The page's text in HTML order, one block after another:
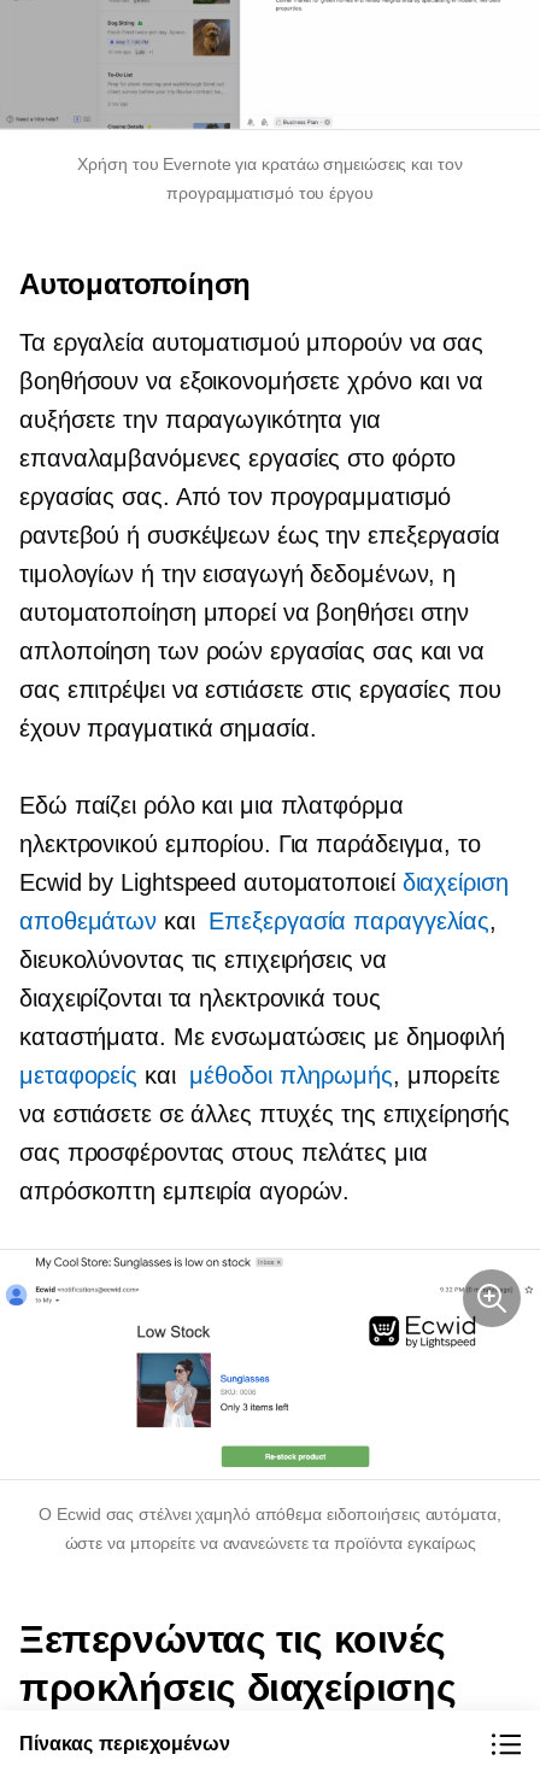
Χρήση του Evernote για κρατάω σημειώσεις και τον
προγραμματισμό του έργου
Αυτοματοποίηση
Τα εργαλεία αυτοματισμού μπορούν να σας
βοηθήσουν να εξοικονομήσετε χρόνο και να
αυξήσετε την παραγωγικότητα για
επαναλαμβανόμενες εργασίες στο φόρτο
εργασίας σας. Από τον προγραμματισμό
ραντεβού ή συσκέψεων έως την επεξεργασία
τιμολογίων ή την εισαγωγή δεδομένων, η
αυτοματοποίηση μπορεί να βοηθήσει στην
απλοποίηση των ροών εργασίας σας και να
σας επιτρέψει να εστιάσετε στις εργασίες που
έχουν πραγματικά σημασία.
Εδώ παίζει ρόλο και μια πλατφόρμα
ηλεκτρονικού εμπορίου. Για παράδειγμα, το
Ecwid by Lightspeed αυτοματοποιεί διαχείριση
αποθεμάτων και Επεξεργασία παραγγελίας,
διευκολύνοντας τις επιχειρήσεις να
διαχειρίζονται τα ηλεκτρονικά τους
καταστήματα. Με ενσωματώσεις με δημοφιλή
μεταφορείς και μέθοδοι πληρωμής, μπορείτε
να εστιάσετε σε άλλες πτυχές της επιχείρησής
σας προσφέροντας στους πελάτες μια
απρόσκοπτη εμπειρία αγορών.
Ο Ecwid σας στέλνειχαμηλό απόθεμαειδοποιήσεις αυτόματα,
ώστε να μπορείτε να ανανεώνετε τα προϊόντα εγκαίρως
Ξεπερνώντας τις κοινές
προκλήσεις διαχείρισης
χρόνου
Πίνακας περιεχομένων